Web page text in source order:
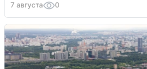
7 августа 0